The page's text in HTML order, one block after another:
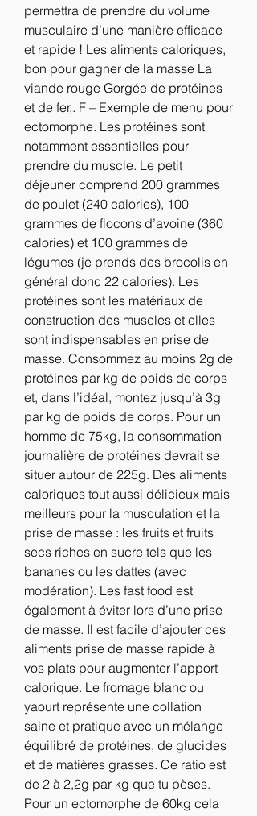
permettra de prendre du volume
musculaire d’une manière efficace
et rapide ! Les aliments caloriques,
bon pour gagner de la masse La
viande rouge Gorgée de protéines
et de fer,. F – Exemple de menu pour
ectomorphe. Les protéines sont
notamment essentielles pour
prendre du muscle. Le petit
déjeuner comprend 200 grammes
de poulet (240 calories), 100
grammes de flocons d’avoine (360
calories) et 100 grammes de
légumes (je prends des brocolis en
général donc 22 calories). Les
protéines sont les matériaux de
construction des muscles et elles
sont indispensables en prise de
masse. Consommez au moins 2g de
protéines par kg de poids de corps
et, dans l’idéal, montez jusqu’à 3g
par kg de poids de corps. Pour un
homme de 75kg, la consommation
journalière de protéines devrait se
situer autour de 225g. Des aliments
caloriques tout aussi délicieux mais
meilleurs pour la musculation et la
prise de masse : les fruits et fruits
secs riches en sucre tels que les
bananes ou les dattes (avec
modération). Les fast food est
également à éviter lors d’une prise
de masse. Il est facile d’ajouter ces
aliments prise de masse rapide à
vos plats pour augmenter l’apport
calorique. Le fromage blanc ou
yaourt représente une collation
saine et pratique avec un mélange
équilibré de protéines, de glucides
et de matières grasses. Ce ratio est
de 2 à 2,2g par kg que tu pèses.
Pour un ectomorphe de 60kg cela